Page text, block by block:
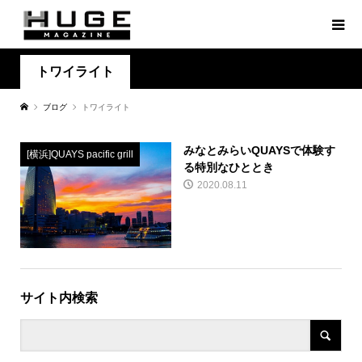
トワイライト
ブログ トワイライト
[横浜]QUAYS pacific grill
みなとみらいQUAYSで体験す
る特別なひととき
2020.08.11
サイト内検索